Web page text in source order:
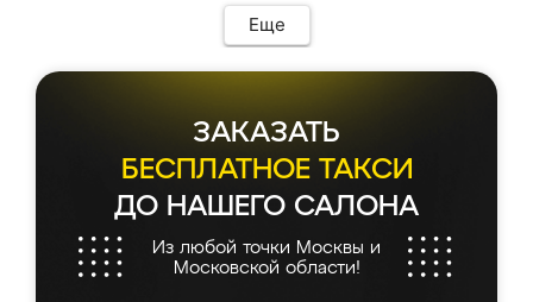
Еще
ЗАКАЗАТЬ
БЕСПЛАТНОЕ ТАКСИ
ДО НАШЕГО САЛОНА
Из любой точки Москвы и
Московской области!